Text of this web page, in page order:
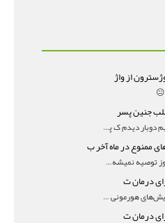
از واژ
جنین پسر
مال من ۱۶۸بود و نینی پسره تو خابم دوبار دیدم ک پسره
ممنوع در ماه آخر ب
سلام مگه مصرف ویتامین دی هرروز توصیه نمیشه؟درمقاله میگه
درمان ت
سلام برای تشخیص دقیق، چه آزمایش‌های هورمونی و چه سونوگر
درمان ت